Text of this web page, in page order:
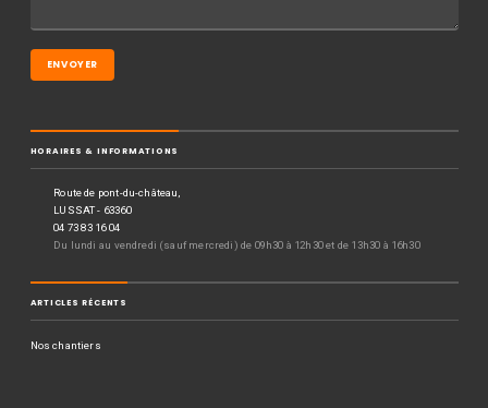
HORAIRES & INFORMATIONS
Route de pont-du-château,
LUSSAT - 63360
04 73 83 16 04
Du lundi au vendredi (sauf mercredi) de 09h30 à 12h30 et de 13h30 à 16h30
ARTICLES RÉCENTS
Nos chantiers